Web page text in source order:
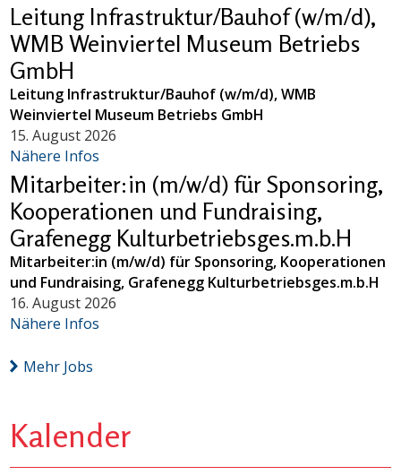
Leitung Infrastruktur/Bauhof (w/m/d),
WMB Weinviertel Museum Betriebs
GmbH
Leitung Infrastruktur/Bauhof (w/m/d), WMB
Weinviertel Museum Betriebs GmbH
15. August 2026
Nähere Infos
Mitarbeiter:in (m/w/d) für Sponsoring,
Kooperationen und Fundraising,
Grafenegg Kulturbetriebsges.m.b.H
Mitarbeiter:in (m/w/d) für Sponsoring, Kooperationen
und Fundraising, Grafenegg Kulturbetriebsges.m.b.H
16. August 2026
Nähere Infos
Mehr Jobs
Kalender